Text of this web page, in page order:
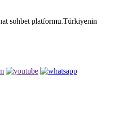
sohbet platformu.Türkiyenin